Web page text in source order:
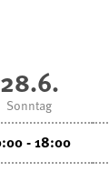
28.6.
Sonntag
- 18:00